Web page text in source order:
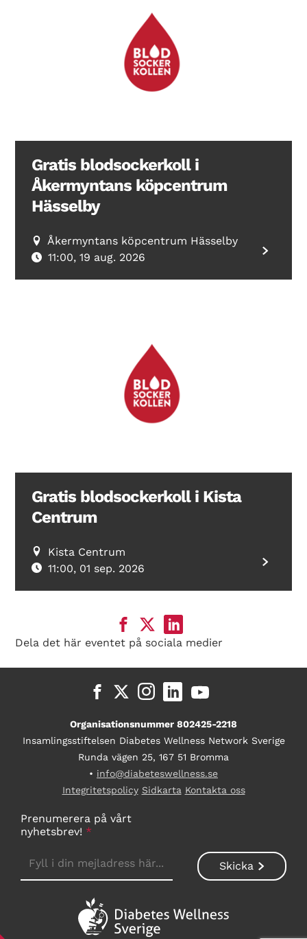
Gratis blodsockerkoll i
Åkermyntans köpcentrum
Hässelby
Åkermyntans köpcentrum Hässelby
11:00, 19 aug. 2026
Gratis blodsockerkoll i Kista
Centrum
Kista Centrum
11:00, 01 sep. 2026
Dela det här eventet på sociala medier
Organisationsnummer 802425-2218
Insamlingsstiftelsen Diabetes Wellness Network Sverige
Runda vägen 25, 167 51 Bromma
• info@diabeteswellness.se
Integritetspolicy Sidkarta Kontakta oss
Prenumerera på vårt
nyhetsbrev! *